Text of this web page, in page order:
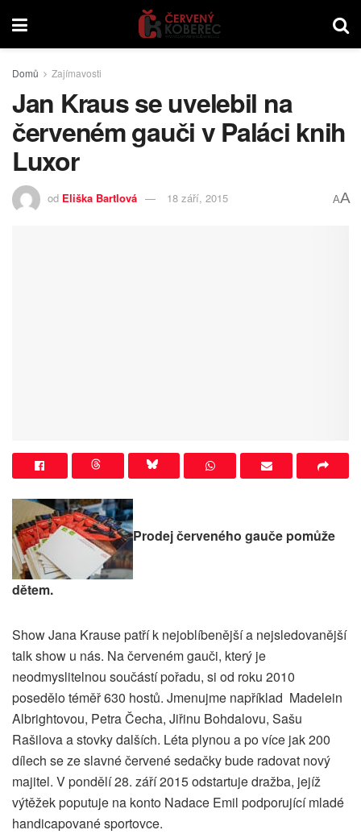
Domů Zajímavosti
Jan Kraus se uvelebil na
červeném gauči v Paláci knih
Luxor
od Eliška Bartlová 18 září, 2015 AA
Prodej červeného gauče pomůže
dětem.
Show Jana Krause patří k nejoblíbenější a nejsledovanější
talk show u nás. Na červeném gauči, který je
neodmyslitelnou součástí pořadu, si od roku 2010
posedělo téměř 630 hostů. Jmenujme například Madelein
Albrightovou, Petra Čecha, Jiřinu Bohdalovu, Sašu
Rašilova a stovky dalších. Léta plynou a po více jak 200
dílech se ze slavné červené sedačky bude radovat nový
majitel. V pondělí 28. září 2015 odstartuje dražba, jejíž
výtěžek poputuje na konto Nadace Emil podporující mladé
handicapované sportovce.